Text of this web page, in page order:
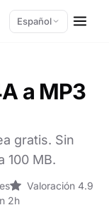
Español
a MP3
gratis. Sin
100 MB.
Valoración 4.9
2h